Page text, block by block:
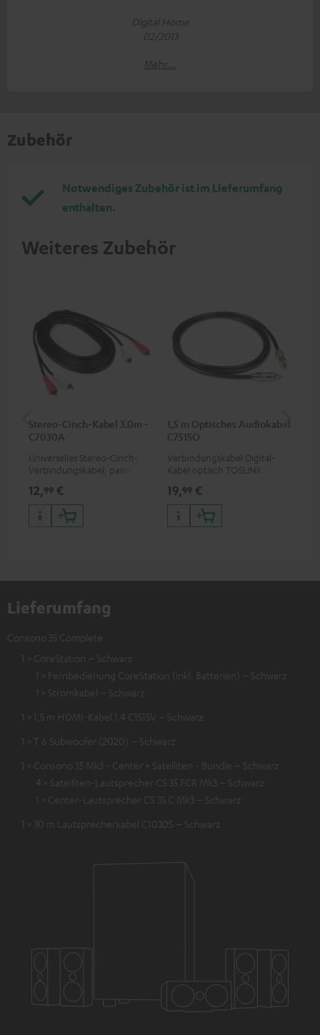
Digital Home
02/2013
Mehr...
Zubehör
Notwendiges Zubehör ist im Lieferumfang
enthalten.
Weiteres Zubehör
Stereo-Cinch-Kabel 3.0m -
C7030A
Universelles Stereo-Cinch-
Verbindungskabel, passend
Buchsen
12,99 €
1,5 m Optisches Audiokabel
C7515O
Verbindungskabel Digital-
Kabel optisch TOSLINK / 3,5-
19,99 €
Lieferumfang
Consono 35 Complete
1 × CoreStation – Schwarz
1 × Fernbedienung CoreStation (inkl. Batterien) – Schwarz
1 × Stromkabel – Schwarz
1 × 1,5 m HDMI-Kabel 1.4 C1515V – Schwarz
1 × T 6 Subwoofer (2020) – Schwarz
1 × Consono 35 Mk3 - Center + Satelliten - Bundle – Schwarz
4 × Satelliten-Lautsprecher CS 35 FCR Mk3 – Schwarz
1 × Center-Lautsprecher CS 35 C Mk3 – Schwarz
1 × 30 m Lautsprecherkabel C1030S – Schwarz